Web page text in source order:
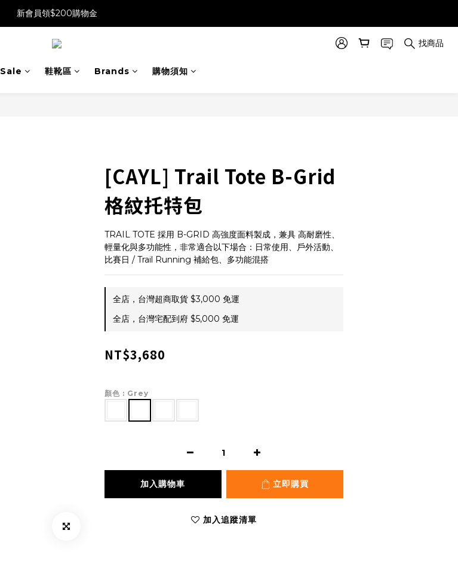
新會員領$200購物金
找商品
Sale 鞋靴區 Brands 購物須知
[CAYL] Trail Tote B-Grid
格紋托特包
TRAIL TOTE 採用 B-GRID 高強度面料製成，兼具 高耐磨性、
輕量化與多功能性，非常適合以下場合：日常使用、戶外活動、
比賽日 / Trail Running 補給包、多功能混搭
全店，台灣超商取貨 $3,000 免運
全店，台灣宅配到府 $5,000 免運
NT$3,680
顏色 : Grey
加入購物車 立即購買
加入追蹤清單
立即購買